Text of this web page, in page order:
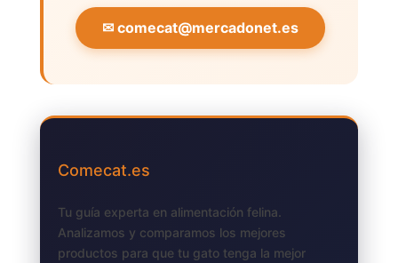
✉comecat@mercadonet.es
Comecat.es
Tu guía experta en alimentación felina.
Analizamos y comparamos los mejores
productos para que tu gato tenga la mejor